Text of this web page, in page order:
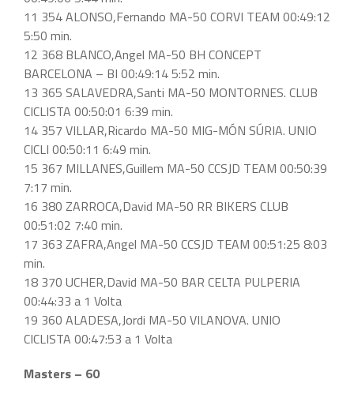
11 354 ALONSO,Fernando MA-50 CORVI TEAM 00:49:12
5:50 min.
12 368 BLANCO,Angel MA-50 BH CONCEPT
BARCELONA – BI 00:49:14 5:52 min.
13 365 SALAVEDRA,Santi MA-50 MONTORNES. CLUB
CICLISTA 00:50:01 6:39 min.
14 357 VILLAR,Ricardo MA-50 MIG-MÓN SÚRIA. UNIO
CICLI 00:50:11 6:49 min.
15 367 MILLANES,Guillem MA-50 CCSJD TEAM 00:50:39
7:17 min.
16 380 ZARROCA,David MA-50 RR BIKERS CLUB
00:51:02 7:40 min.
17 363 ZAFRA,Angel MA-50 CCSJD TEAM 00:51:25 8:03
min.
18 370 UCHER,David MA-50 BAR CELTA PULPERIA
00:44:33 a 1 Volta
19 360 ALADESA,Jordi MA-50 VILANOVA. UNIO
CICLISTA 00:47:53 a 1 Volta
Masters – 60